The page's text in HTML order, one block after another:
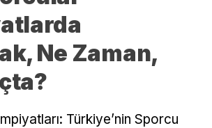
Ne Zaman,
Türkiye’nin Sporcu